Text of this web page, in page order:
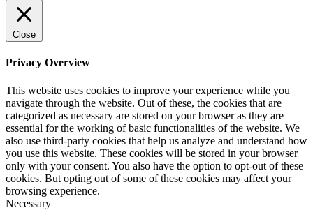
Close
Privacy Overview
This website uses cookies to improve your experience while you
navigate through the website. Out of these, the cookies that are
categorized as necessary are stored on your browser as they are
essential for the working of basic functionalities of the website. We
also use third-party cookies that help us analyze and understand how
you use this website. These cookies will be stored in your browser
only with your consent. You also have the option to opt-out of these
cookies. But opting out of some of these cookies may affect your
browsing experience.
Necessary